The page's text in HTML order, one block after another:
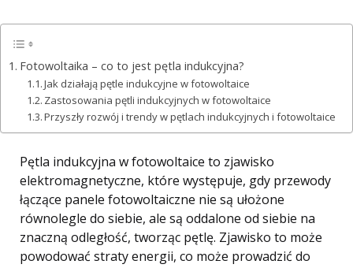
Fotowoltaika – co to jest pętla indukcyjna?
Jak działają pętle indukcyjne w fotowoltaice
Zastosowania pętli indukcyjnych w fotowoltaice
Przyszły rozwój i trendy w pętlach indukcyjnych i fotowoltaice
Pętla indukcyjna w fotowoltaice to zjawisko
elektromagnetyczne, które występuje, gdy przewody
łączące panele fotowoltaiczne nie są ułożone
równolegle do siebie, ale są oddalone od siebie na
znaczną odległość, tworząc pętlę. Zjawisko to może
powodować straty energii, co może prowadzić do